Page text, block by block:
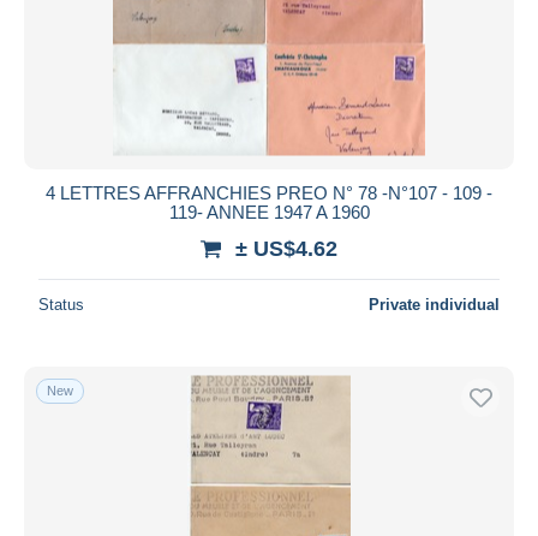
4 LETTRES AFFRANCHIES PREO N° 78 -N°107 - 109 -
119- ANNEE 1947 A 1960
± US$4.62
Status Private individual
New